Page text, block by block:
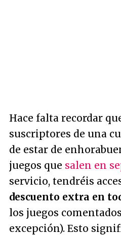
Hace falta recordar
suscriptores de una
de estar de
juegos que salen en
servicio, tendréis
descuento extra en
los juegos
excepción). Esto